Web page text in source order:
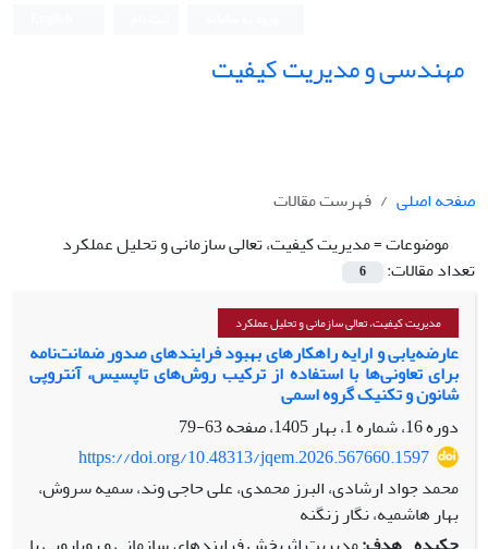
مهندسی و مدیریت کیفیت
صفحه اصلی
فهرست مقالات
موضوعات =مدیریت کیفیت، تعالی سازمانی و تحلیل عملکرد
تعداد مقالات:
6
مدیریت کیفیت، تعالی سازمانی و تحلیل عملکرد
عارضه‌یابی و ارایه راهکارهای بهبود فرایندهای صدور ضمانت‌نامه‌
برای تعاونی‌هابا استفاده از ترکیب روش‌های تاپسیس، آنتروپی
شانون و تکنیک گروه اسمی
دوره 16، شماره 1، بهار 1405، صفحه
63-79
https://doi.org/10.48313/jqem.2026.567660.1597
محمد جواد ارشادی، البرز محمدی، علی حاجی وند، سمیه سروش،
بهار هاشمیه، نگار زنگنه